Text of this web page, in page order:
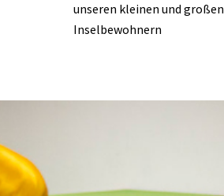
unseren kleinen und großen
Inselbewohnern